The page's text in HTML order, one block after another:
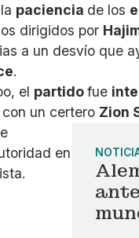
paciencia de los
dirigidos por
a un desvío que
.
el partidofue
un certero Zion